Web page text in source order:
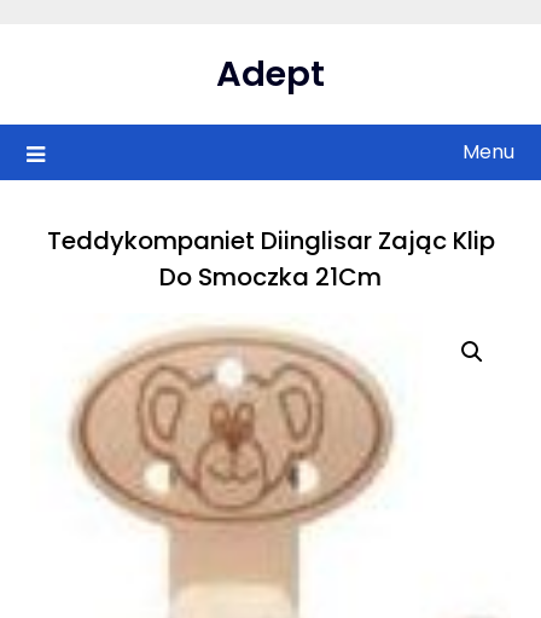
Adept
Menu
Teddykompaniet Diinglisar Zając Klip
Do Smoczka 21Cm